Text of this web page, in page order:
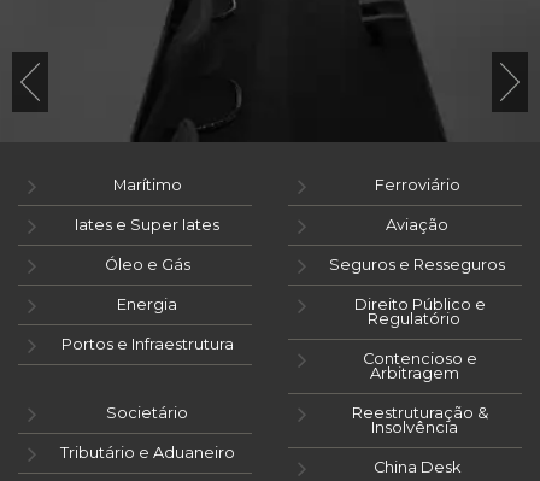
Marítimo
Iates e Super Iates
Óleo e Gás
Energia
Portos e Infraestrutura
Ferroviário
Aviação
Seguros e Resseguros
Direito Público e
Regulatório
Contencioso e
Arbitragem
Societário
Tributário e Aduaneiro
Reestruturação &
Insolvência
China Desk